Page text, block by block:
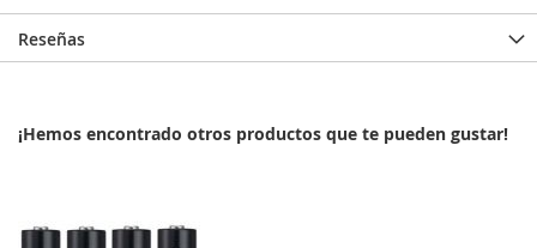
Reseñas
¡Hemos encontrado otros productos que te pueden gustar!